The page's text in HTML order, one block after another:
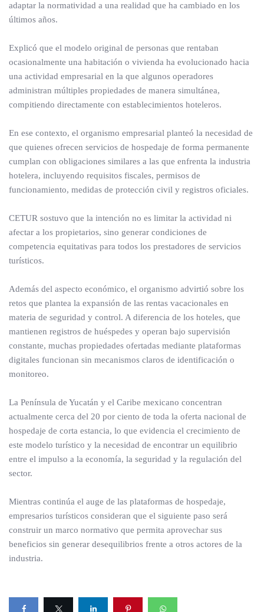
adaptar la normatividad a una realidad que ha cambiado en los
últimos años.
Explicó que el modelo original de personas que rentaban
ocasionalmente una habitación o vivienda ha evolucionado hacia
una actividad empresarial en la que algunos operadores
administran múltiples propiedades de manera simultánea,
compitiendo directamente con establecimientos hoteleros.
En ese contexto, el organismo empresarial planteó la necesidad de
que quienes ofrecen servicios de hospedaje de forma permanente
cumplan con obligaciones similares a las que enfrenta la industria
hotelera, incluyendo requisitos fiscales, permisos de
funcionamiento, medidas de protección civil y registros oficiales.
CETUR sostuvo que la intención no es limitar la actividad ni
afectar a los propietarios, sino generar condiciones de
competencia equitativas para todos los prestadores de servicios
turísticos.
Además del aspecto económico, el organismo advirtió sobre los
retos que plantea la expansión de las rentas vacacionales en
materia de seguridad y control. A diferencia de los hoteles, que
mantienen registros de huéspedes y operan bajo supervisión
constante, muchas propiedades ofertadas mediante plataformas
digitales funcionan sin mecanismos claros de identificación o
monitoreo.
La Península de Yucatán y el Caribe mexicano concentran
actualmente cerca del 20 por ciento de toda la oferta nacional de
hospedaje de corta estancia, lo que evidencia el crecimiento de
este modelo turístico y la necesidad de encontrar un equilibrio
entre el impulso a la economía, la seguridad y la regulación del
sector.
Mientras continúa el auge de las plataformas de hospedaje,
empresarios turísticos consideran que el siguiente paso será
construir un marco normativo que permita aprovechar sus
beneficios sin generar desequilibrios frente a otros actores de la
industria.